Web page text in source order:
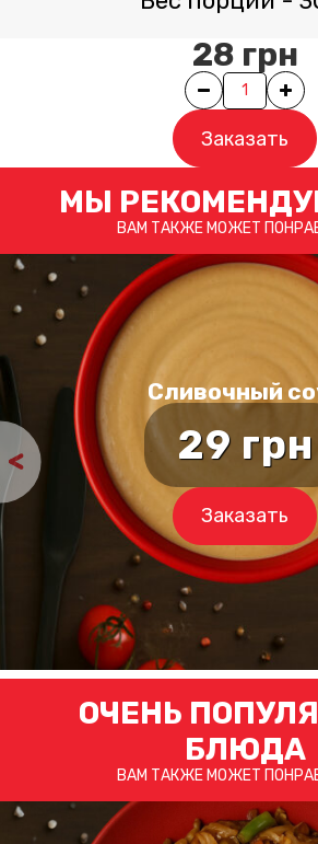
28 грн
Quantity
Заказать
МЫ
ВАМ ТАКЖЕ МОЖЕТ
Сливочный
29 грн
Заказать
ОЧЕНЬ
БЛЮДА
ВАМ ТАКЖЕ МОЖЕТ